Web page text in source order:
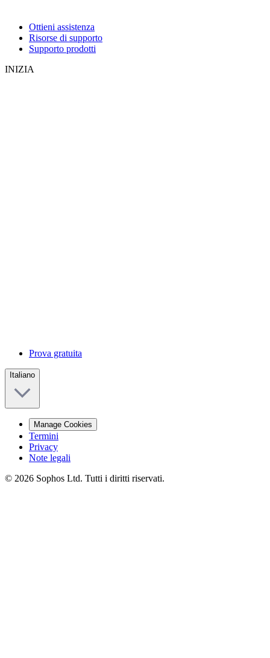
Ottieni assistenza
Risorse di supporto
Supporto prodotti
INIZIA
Prova gratuita
Italiano
Manage Cookies
Termini
Privacy
Note legali
© 2026 Sophos Ltd. Tutti i diritti riservati.